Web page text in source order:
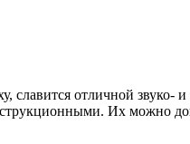
отличной звуко-
Их можно